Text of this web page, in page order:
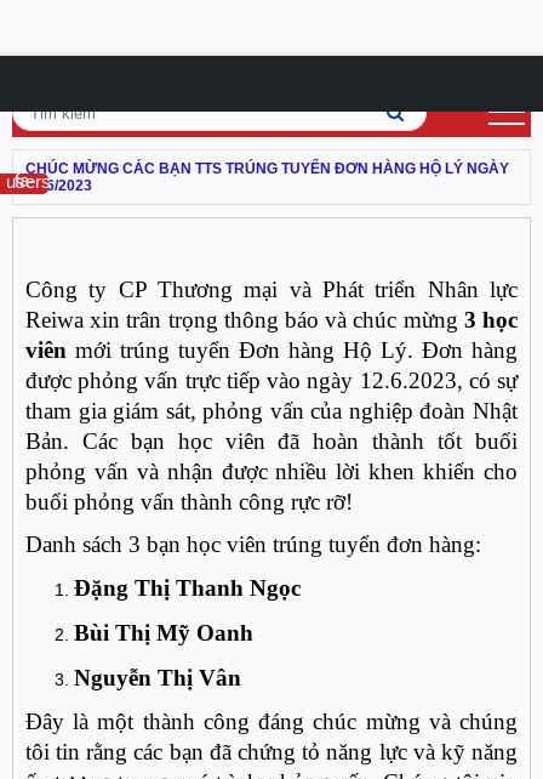
CHÚC MỪNG CÁC BẠN TTS TRÚNG TUYỂN ĐƠN HÀNG HỘ LÝ NGÀY
12/6/2023
Công ty CP Thương mại và Phát triển Nhân lực
Reiwa xin trân trọng thông báo và chúc mừng 3 học
viên mới trúng tuyển Đơn hàng Hộ Lý. Đơn hàng
được phỏng vấn trực tiếp vào ngày 12.6.2023, có sự
tham gia giám sát, phỏng vấn của nghiệp đoàn Nhật
Bản. Các bạn học viên đã hoàn thành tốt buổi
phỏng vấn và nhận được nhiều lời khen khiến cho
buổi phỏng vấn thành công rực rỡ!
Danh sách 3 bạn học viên trúng tuyển đơn hàng:
Đặng Thị Thanh Ngọc
Bùi Thị Mỹ Oanh
Nguyễn Thị Vân
Đây là một thành công đáng chúc mừng và chúng
tôi tin rằng các bạn đã chứng tỏ năng lực và kỹ năng
fa-users